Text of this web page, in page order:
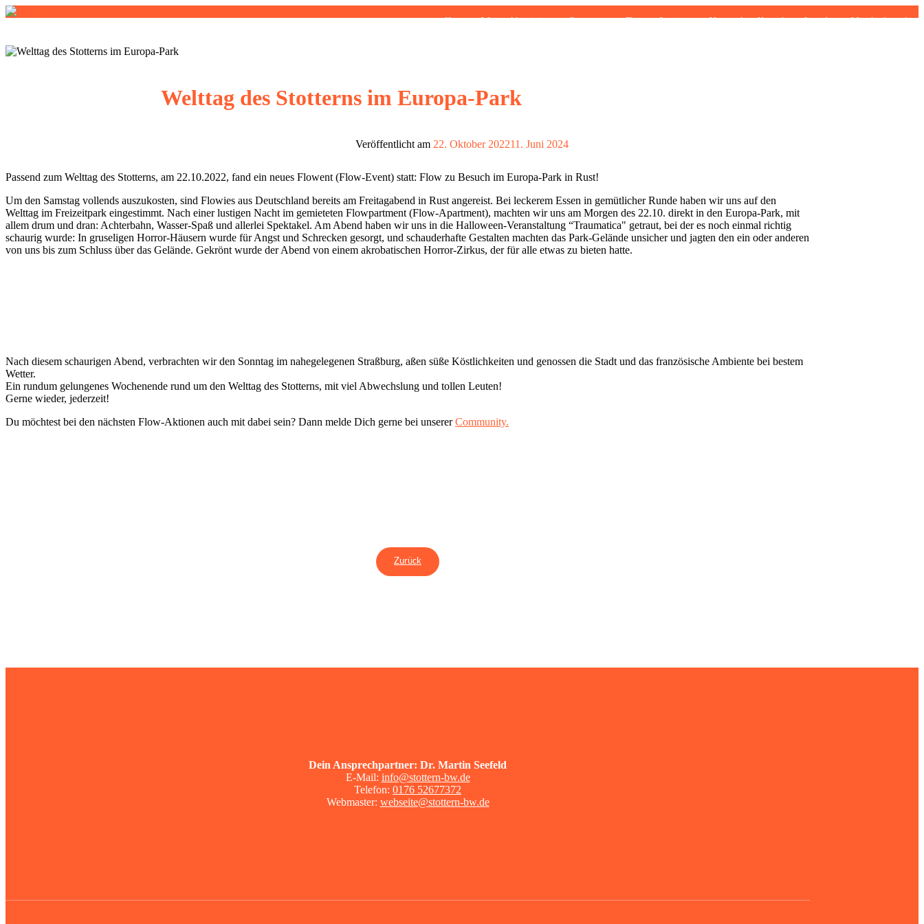
Home Wir Aktivitäten Gruppen Flow Seminare Vorstand Kontakt Spenden Mitglied werden
Welttag des Stotterns im Europa-Park
Veröffentlicht am 22. Oktober 202211. Juni 2024
Passend zum Welttag des Stotterns, am 22.10.2022, fand ein neues Flowent (Flow-Event) statt: Flow zu Besuch im Europa-Park in Rust!
Um den Samstag vollends auszukosten, sind Flowies aus Deutschland bereits am Freitagabend in Rust angereist. Bei leckerem Essen in gemütlicher Runde haben wir uns auf den
Welttag im Freizeitpark eingestimmt. Nach einer lustigen Nacht im gemieteten Flowpartment (Flow-Apartment), machten wir uns am Morgen des 22.10. direkt in den Europa-Park, mit
allem drum und dran: Achterbahn, Wasser-Spaß und allerlei Spektakel. Am Abend haben wir uns in die Halloween-Veranstaltung “Traumatica" getraut, bei der es noch einmal richtig
schaurig wurde: In gruseligen Horror-Häusern wurde für Angst und Schrecken gesorgt, und schauderhafte Gestalten machten das Park-Gelände unsicher und jagten den ein oder anderen
von uns bis zum Schluss über das Gelände. Gekrönt wurde der Abend von einem akrobatischen Horror-Zirkus, der für alle etwas zu bieten hatte.
Nach diesem schaurigen Abend, verbrachten wir den Sonntag im nahegelegenen Straßburg, aßen süße Köstlichkeiten und genossen die Stadt und das französische Ambiente bei bestem
Wetter.
Ein rundum gelungenes Wochenende rund um den Welttag des Stotterns, mit viel Abwechslung und tollen Leuten!
Gerne wieder, jederzeit!
Du möchtest bei den nächsten Flow-Aktionen auch mit dabei sein? Dann melde Dich gerne bei unsererCommunity.
Zurück
Dein Ansprechpartner: Dr. Martin Seefeld
E-Mail: info@stottern-bw.de
Telefon: 0176 52677372
Webmaster: webseite@stottern-bw.de